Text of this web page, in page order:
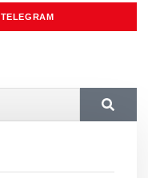
TELEGRAM